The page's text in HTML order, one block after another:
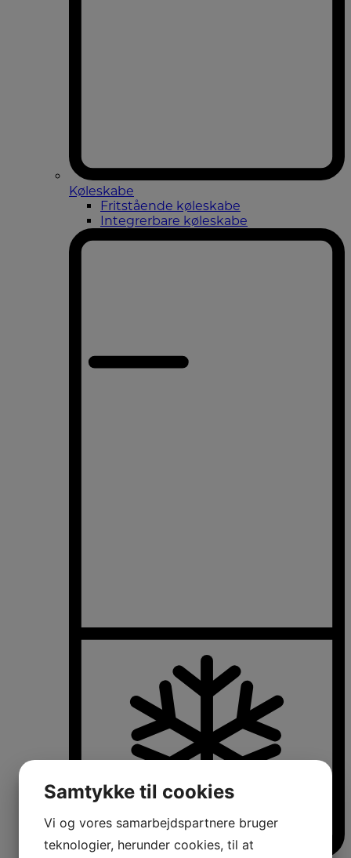
Køleskabe
Fritstående køleskabe
Integrerbare køleskabe
Samtykke til cookies
Vi og vores samarbejdspartnere bruger
teknologier, herunder cookies, til at